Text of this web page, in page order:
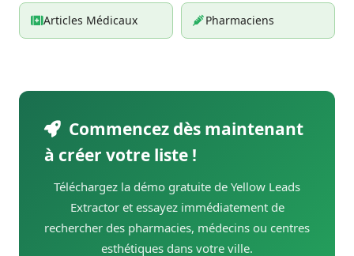
Articles Médicaux Pharmaciens
Commencez dès maintenant
à créer votre liste !
Téléchargez la démo gratuite de Yellow Leads
Extractor et essayez immédiatement de
rechercher des pharmacies, médecins ou centres
esthétiques dans votre ville.